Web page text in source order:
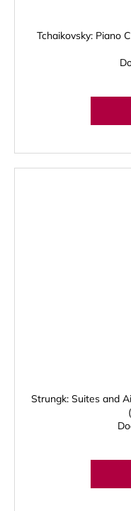
Tchaikovsky: Piano
Strungk: Suites and